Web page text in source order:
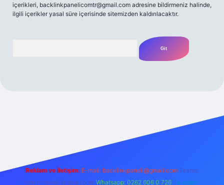
içerikleri, backlinkpanelicomtr@gmail.com adresine bildirmeniz halinde,
ilgili içerikler yasal süre içerisinde sitemizden kaldırılacaktır.
Reklam ve İletişim: E-mail: backlinkpaneli@gmail.com Teams:
forumhizmeti@gmail.com Whatsapp: 0262 606 0 726 Telegram: